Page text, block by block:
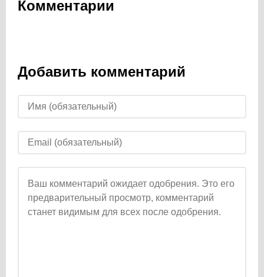
Комментарии
Добавить комментарий